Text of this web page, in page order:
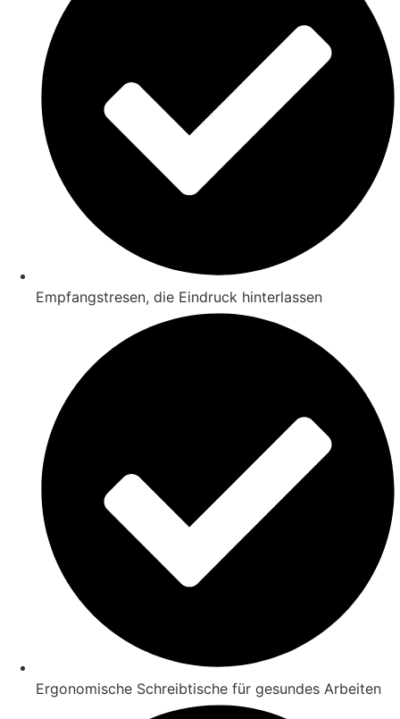
Empfangstresen, die Eindruck hinterlassen
Ergonomische Schreibtische für gesundes Arbeiten